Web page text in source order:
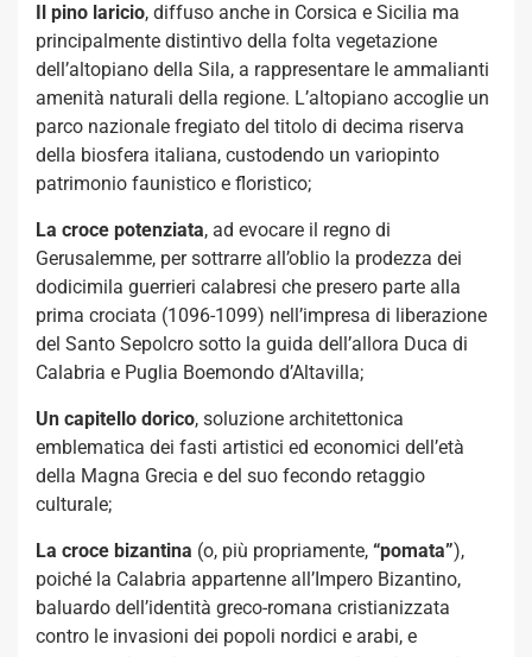
Il pino laricio, diffuso anche in Corsica e Sicilia ma
principalmente distintivo della folta vegetazione
dell’altopiano della Sila, a rappresentare le ammalianti
amenità naturali della regione. L’altopiano accoglie un
parco nazionale fregiato del titolo di decima riserva
della biosfera italiana, custodendo un variopinto
patrimonio faunistico e floristico;
La croce potenziata, ad evocare il regno di
Gerusalemme, per sottrarre all’oblio la prodezza dei
dodicimila guerrieri calabresi che presero parte alla
prima crociata (1096-1099) nell’impresa di liberazione
del Santo Sepolcro sotto la guida dell’allora Duca di
Calabria e Puglia Boemondo d’Altavilla;
Un capitello dorico, soluzione architettonica
emblematica dei fasti artistici ed economici dell’età
della Magna Grecia e del suo fecondo retaggio
culturale;
La croce bizantina (o, più propriamente, “pomata”),
poiché la Calabria appartenne all’Impero Bizantino,
baluardo dell’identità greco-romana cristianizzata
contro le invasioni dei popoli nordici e arabi, e